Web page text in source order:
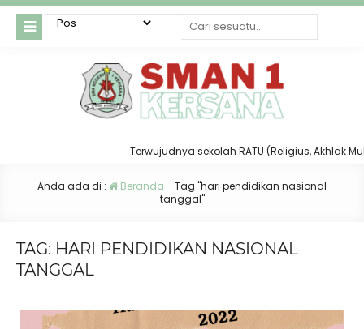
Terwujudnya sekolah RATU (Religius, Akhlak
Anda ada di : Beranda - Tag "hari pendidikan nasional
tanggal"
TAG: HARI PENDIDIKAN NASIONAL
TANGGAL